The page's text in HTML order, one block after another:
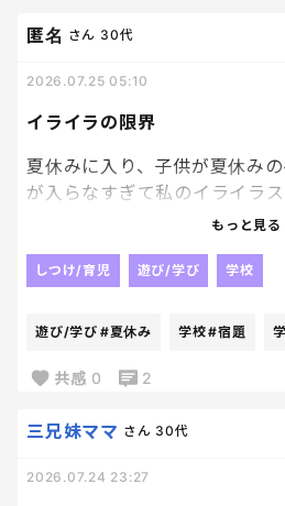
無かったら、学校に電話して、
これがまた、親しか焦ってない
２分ほど部屋ぱ～っと見まわ
ナイ‼‼‼
で、テレビ見てる息子よ。
あんた、大物になりなさいよ。
笑
イライラの限界
匿名 さん 30代
2026.07.25 05:10
夏休みに入り、子供が夏休み
が入らなすぎて私のイライラ
ほんっとにやらないんだよね。
もっと見る
しつけ/育児 遊び/学び 学校
遊び/学び #夏休み 学校#宿題
共感 0 2
三兄妹ママ さん 30代
2026.07.24 23:27